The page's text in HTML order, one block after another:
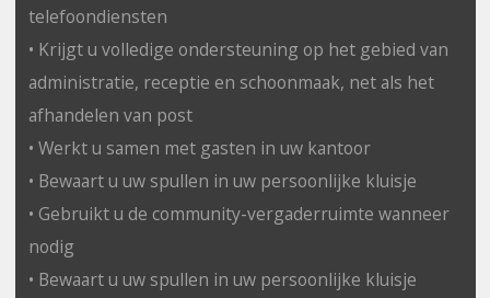
telefoondiensten
• Krijgt u volledige ondersteuning op het gebied van
administratie, receptie en schoonmaak, net als het
afhandelen van post
• Werkt u samen met gasten in uw kantoor
• Bewaart u uw spullen in uw persoonlijke kluisje
• Gebruikt u de community-vergaderruimte wanneer
nodig
• Bewaart u uw spullen in uw persoonlijke kluisje